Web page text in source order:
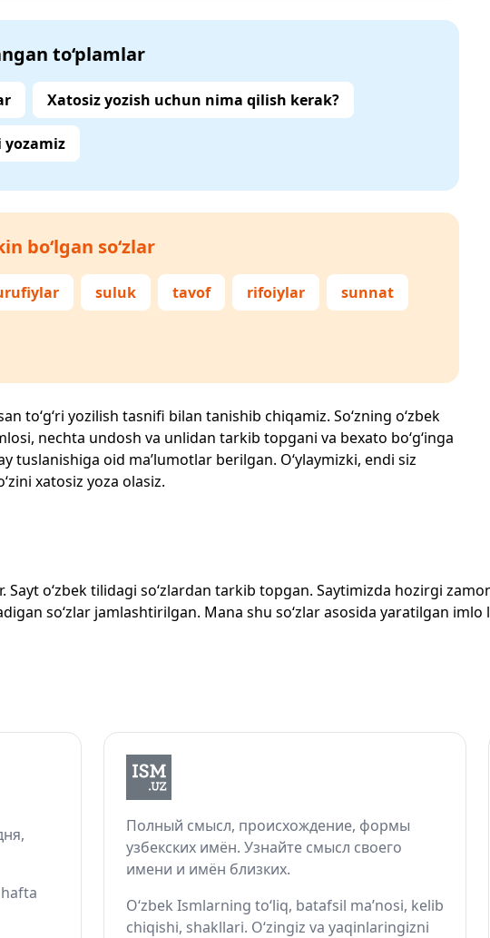
to‘plamlar
Xatosiz yozish uchun nima qilish kerak?
yozamiz
bo‘lgan so‘zlar
suluk tavof rifoiylar sunnat
to‘g‘ri yozilish tasnifi bilan tanishib chiqamiz. So‘zning o‘zbek
nechta undosh va unlidan tarkib topgani va bexato bo‘g‘inga
oid ma’lumotlar berilgan. O‘ylaymizki, endi siz
xatosiz yoza olasiz.
o‘zbek tilidagi so‘zlardan tarkib topgan. Saytimizda hozirgi
so‘zlar jamlashtirilgan. Mana shu so‘zlar asosida yaratilgan imlo
Полный смысл, происхождение, формы
узбекских имён. Узнайте смысл своего
имени и имён близких.
O‘zbek Ismlarning to‘liq, batafsil ma’nosi, kelib
chiqishi, shakllari. O‘zingiz va yaqinlaringizni